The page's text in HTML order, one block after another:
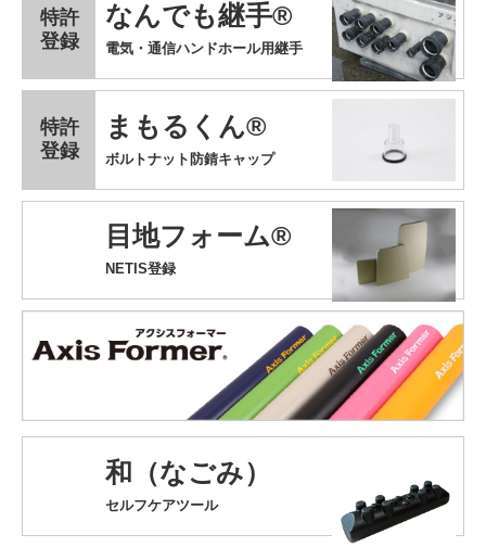
なんでも継手®
特許
登録
電気・通信ハンドホール用継手
まもるくん®
特許
登録
ボルトナット防錆キャップ
目地フォーム®
NETIS登録
和（なごみ）
セルフケアツール